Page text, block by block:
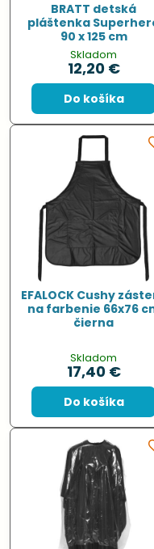
BRATT detská
pláštenka
90 x 125 cm
Skladom
12,20 €
Do košíka
EFALOCK Cushy
na farbenie 66x76
čierna
Skladom
17,40 €
Do košíka